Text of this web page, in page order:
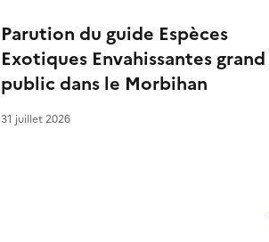
Parution du guide Espèces
Exotiques Envahissantes grand
public dans le Morbihan
31 juillet 2026